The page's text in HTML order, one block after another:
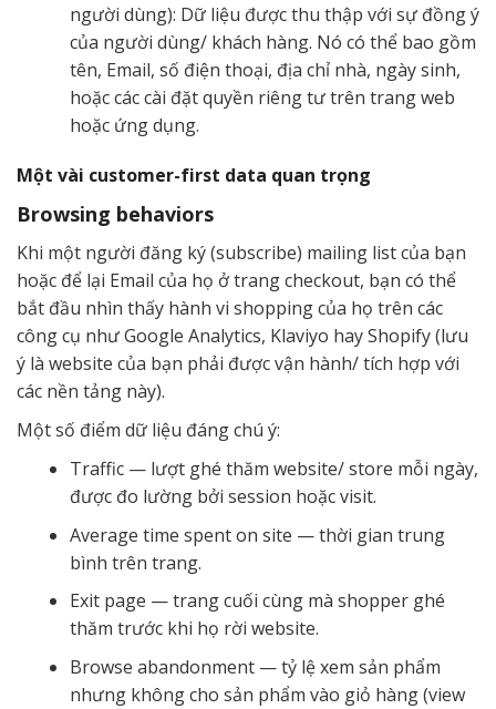
người dùng): Dữ liệu được thu thập với sự đồng ý
của người dùng/ khách hàng. Nó có thể bao gồm
tên, Email, số điện thoại, địa chỉ nhà, ngày sinh,
hoặc các cài đặt quyền riêng tư trên trang web
hoặc ứng dụng.
Một vài customer-first data quan trọng
Browsing behaviors
Khi một người đăng ký (subscribe) mailing list của bạn
hoặc để lại Email của họ ở trang checkout, bạn có thể
bắt đầu nhìn thấy hành vi shopping của họ trên các
công cụ như Google Analytics, Klaviyo hay Shopify (lưu
ý là website của bạn phải được vận hành/ tích hợp với
các nền tảng này).
Một số điểm dữ liệu đáng chú ý:
Traffic — lượt ghé thăm website/ store mỗi ngày,
được đo lường bởi session hoặc visit.
Average time spent on site — thời gian trung
bình trên trang.
Exit page — trang cuối cùng mà shopper ghé
thăm trước khi họ rời website.
Browse abandonment — tỷ lệ xem sản phẩm
nhưng không cho sản phẩm vào giỏ hàng (view